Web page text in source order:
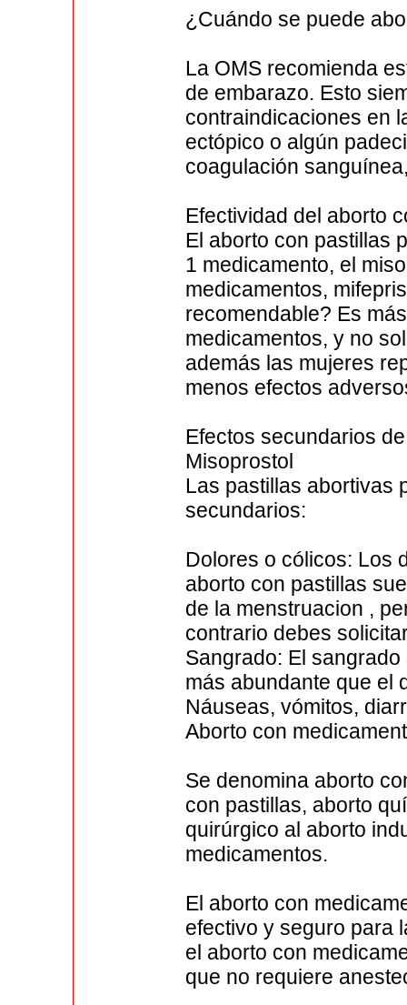
¿Cuándo se puede
La OMS recomienda
de embarazo. Esto
contraindicaciones en
ectópico o algún
coagulación
Efectividad del aborto
El aborto con pastillas
1 medicamento, el
medicamentos,
recomendable? Es
medicamentos, y no
además las mujeres
menos efectos
Efectos secundarios
Misoprostol
Las pastillas abortivas
secundarios:
Dolores o cólicos: Los
aborto con pastillas
de la menstruacion ,
contrario debes
Sangrado: El
más abundante que el
Náuseas, vómitos,
Aborto con
Se denomina aborto
con pastillas, aborto
quirúrgico al aborto
medicamentos.
El aborto con
efectivo y seguro para
el aborto con
que no requiere